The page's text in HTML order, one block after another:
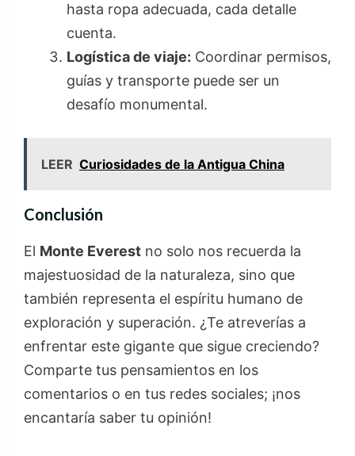
hasta ropa adecuada, cada detalle
cuenta.
Logística de viaje: Coordinar permisos,
guías y transporte puede ser un
desafío monumental.
LEER Curiosidades de la Antigua China
Conclusión
El Monte Everest no solo nos recuerda la
majestuosidad de la naturaleza, sino que
también representa el espíritu humano de
exploración y superación. ¿Te atreverías a
enfrentar este gigante que sigue creciendo?
Comparte tus pensamientos en los
comentarios o en tus redes sociales; ¡nos
encantaría saber tu opinión!